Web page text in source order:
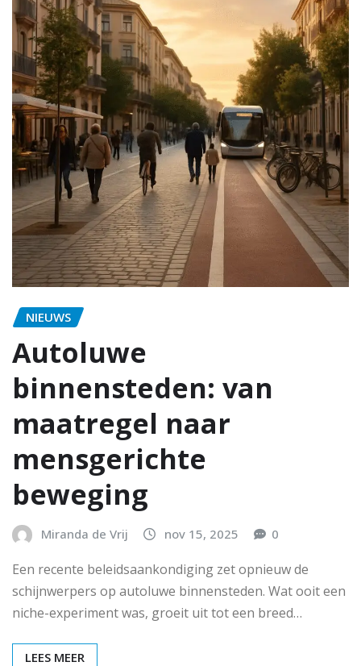
NIEUWS
Autoluwe
binnensteden: van
maatregel naar
mensgerichte
beweging
Miranda de Vrij nov 15, 2025 0
Een recente beleidsaankondiging zet opnieuw de
schijnwerpers op autoluwe binnensteden. Wat ooit een
niche-experiment was, groeit uit tot een breed…
LEES MEER